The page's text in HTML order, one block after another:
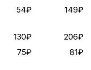
54₽ 149₽
130₽
206₽
75₽ 81₽